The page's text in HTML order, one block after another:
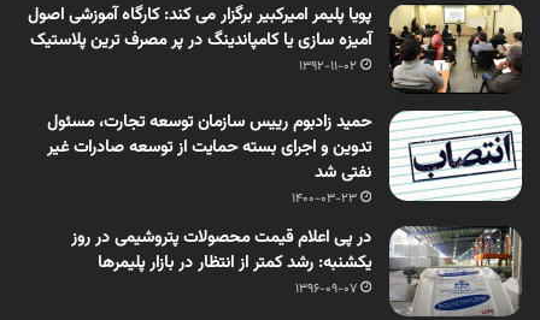
پویا پلیمر امیرکبیر برگزار می کند: کارگاه آموزشی اصول
آمیزه سازی یا کامپاندینگ در پر مصرف ترین پلاستیک
1392-11-02
حمید زادبوم رییس سازمان توسعه تجارت، مسئول
تدوین و اجرای بسته حمایت از توسعه صادرات غیر
نفتی شد
1400-03-23
در پی اعلام قیمت‌ محصولات پتروشیمی در روز
یکشنبه: رشد کمتر از انتظار در بازار پلیمرها
1396-09-07